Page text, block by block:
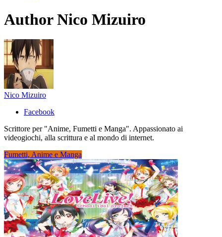
AuthorNico Mizuiro
Nico Mizuiro
Facebook
Scrittore per "Anime, Fumetti e Manga". Appassionato ai
videogiochi, alla scrittura e al mondo di internet.
Fumetti, Anime e Manga